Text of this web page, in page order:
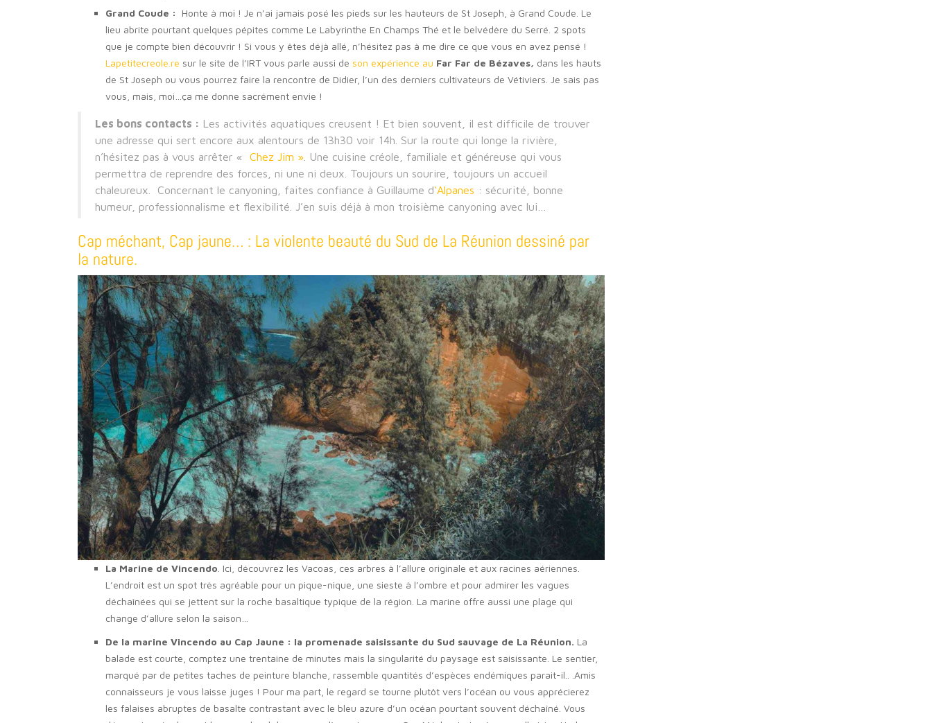
Grand Coude :
Honte à moi ! Je n’ai jamais posé les pieds sur les hauteurs de St Joseph, à Grand Coude. Le
lieu abrite pourtant quelques pépites comme Le Labyrinthe En Champs Thé et le belvédère du Serré. 2 spots
que je compte bien découvrir ! Si vous y êtes déjà allé, n’hésitez pas à me dire ce que vous en avez pensé !
Lapetitecreole.re sur le site de l’IRT vous parle aussi de son expérience au Far Far de Bézaves, dans les hauts
de St Joseph ou vous pourrez faire la rencontre de Didier, l’un des derniers cultivateurs de Vétiviers. Je sais pas
vous, mais, moi…ça me donne sacrément envie !
Les bons contacts : Les activités aquatiques creusent ! Et bien souvent, il est difficile de trouver
une adresse qui sert encore aux alentours de 13h30 voir 14h. Sur la route qui longe la rivière,
n’hésitez pas à vous arrêter «
Chez Jim » . Une cuisine créole, familiale et généreuse qui vous
permettra de reprendre des forces, ni une ni deux. Toujours un sourire, toujours un accueil
chaleureux. Concernant le canyoning, faites confiance à Guillaume d‘Alpanes : sécurité, bonne
humeur, professionnalisme et flexibilité. J’en suis déjà à mon troisième canyoning avec lui…
Cap méchant, Cap jaune… : La violente beauté du Sud de La Réunion dessiné par
la nature.
La Marine de Vincendo. Ici, découvrez les Vacoas, ces arbres à l’allure originale et aux racines aériennes.
L’endroit est un spot très agréable pour un pique-nique, une sieste à l’ombre et pour admirer les vagues
déchaînées qui se jettent sur la roche basaltique typique de la région. La marine offre aussi une plage qui
change d’allure selon la saison…
De la marine Vincendo au Cap Jaune : la promenade saisissante du Sud sauvage de La Réunion. La
balade est courte, comptez une trentaine de minutes mais la singularité du paysage est saisissante. Le sentier,
marqué par de petites taches de peinture blanche, rassemble quantités d’espèces endémiques parait-il.. .Amis
connaisseurs je vous laisse juges ! Pour ma part, le regard se tourne plutôt vers l’océan ou vous apprécierez
les falaises abruptes de basalte contrastant avec le bleu azure d’un océan pourtant souvent déchaîné. Vous